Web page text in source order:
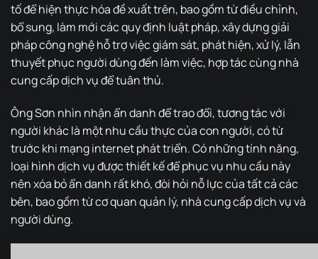
tố để hiện thực hóa đề xuất trên, bao gồm từ điều chỉnh,
bổ sung, làm mới các quy định luật pháp, xây dựng giải
pháp công nghệ hỗ trợ việc giám sát, phát hiện, xử lý, lẫn
thuyết phục người dùng đến làm việc, hợp tác cùng nhà
cung cấp dịch vụ để tuân thủ.
Ông Sơn nhìn nhận ẩn danh để trao đổi, tương tác với
người khác là một nhu cầu thực của con người, có từ
trước khi mạng internet phát triển. Có những tính năng,
loại hình dịch vụ được thiết kế để phục vụ nhu cầu này
nên xóa bỏ ẩn danh rất khó, đòi hỏi nỗ lực của tất cả các
bên, bao gồm từ cơ quan quản lý, nhà cung cấp dịch vụ và
người dùng.